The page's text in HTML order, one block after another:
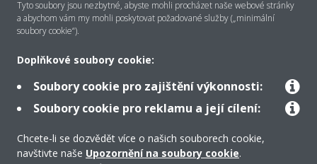
Řešení
Podpora
Tyto soubory jsou nezbytné, abyste mohli procházet naše webové stránky
a abychom vám my mohli poskytovat požadované služby („minimální
soubory cookie“).
Doplňkové soubory cookie:
Soubory cookie pro zajištění výkonnosti:
Soubory cookie pro reklamu a její cílení:
Chcete-li se dozvědět více o našich souborech cookie,
navštivte naše Upozornění na soubory cookie.